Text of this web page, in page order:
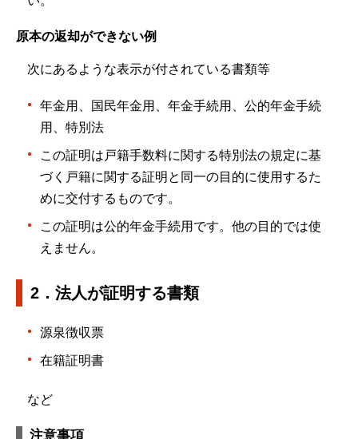
原本の返却ができない例
次にあるような表示が付されている書類等
年金用、国民年金用、年金手続用、公的年金手続
用、特別法
この証明は戸籍手数料に関する特別法の規定に基
づく戸籍に関する証明と同一の目的に使用するた
めに交付するものです。
この証明は公的年金手続用です。他の目的では使
えません。
2．法人が証明する書類
源泉徴収票
在籍証明書
など
注意事項